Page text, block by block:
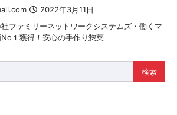
2022年3月11日
社ファミリーネットワークシステムズ・働くマ
１獲得！安心の手作り惣菜